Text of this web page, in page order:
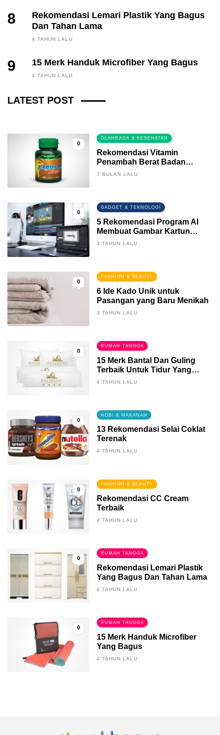
8
Rekomendasi Lemari Plastik Yang Bagus
Dan Tahan Lama
4 TAHUN LALU
9 15 Merk Handuk Microfiber Yang Bagus
4 TAHUN LALU
LATEST POST
FINANCE, INVESTING
3 BULAN LALU
0
OLAHRAGA & KESEHATAN
Rekomendasi Vitamin
Penambah Berat Badan
Terbaik
7 BULAN LALU
0
GADGET & TEKNOLOGI
5 Rekomendasi Program AI
Membuat Gambar Kartun
Keren
3 TAHUN LALU
0
FASHION & BEAUTY
6 Ide Kado Unik untuk
Pasangan yang Baru Menikah
3 TAHUN LALU
0
RUMAH TANGGA
15 Merk Bantal Dan Guling
Terbaik Untuk Tidur Yang
Berkualitas
4 TAHUN LALU
0
HOBI & MAKANAN
13 Rekomendasi Selai Coklat
Terenak
4 TAHUN LALU
0
FASHION & BEAUTY
Rekomendasi CC Cream
Terbaik
4 TAHUN LALU
0
RUMAH TANGGA
Rekomendasi Lemari Plastik
Yang Bagus Dan Tahan Lama
4 TAHUN LALU
0
RUMAH TANGGA
15 Merk Handuk Microfiber
Yang Bagus
4 TAHUN LALU